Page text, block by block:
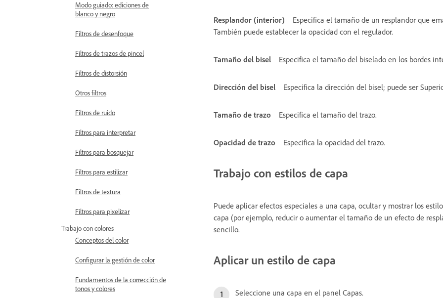
Modo guiado: ediciones de
blanco y negro
Filtros de desenfoque
Filtros de trazos de pincel
Filtros de distorsión
Otros filtros
Filtros de ruido
Filtros para interpretar
Filtros para bosquejar
Filtros para estilizar
Filtros de textura
Filtros para pixelizar
Trabajo con colores
Conceptos del color
Configurar la gestión de color
Fundamentos de la corrección de
tonos y colores
Resplandor (interior)
Especifica el tamaño de un resplandor que
También puede establecer la opacidad con el regulador.
Tamaño del bisel Especifica el tamaño del biselado en los bordes
Dirección del bisel Especifica la dirección del bisel; puede ser
Tamaño de trazo Especifica el tamaño del trazo.
Opacidad de trazo Especifica la opacidad del trazo.
Trabajo con estilos de capa
Puede aplicar efectos especiales a una capa, ocultar y mostrar los
capa (por ejemplo, reducir o aumentar el tamaño de un efecto de
sencillo.
Aplicar un estilo de capa
Seleccione una capa en el panel Capas.